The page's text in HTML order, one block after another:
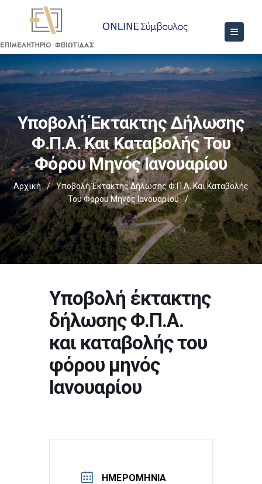
Υποβολή Έκτακτης Δήλωσης
Φ.Π.Α. Και Καταβολής Του
Φόρου Μηνός Ιανουαρίου
Αρχική /
Υποβολή Έκτακτης Δήλωσης Φ.Π.Α. Και Καταβολής
Του Φόρου Μηνός Ιανουαρίου
/
Υποβολή έκτακτης
δήλωσης Φ.Π.Α.
και καταβολής του
φόρου μηνός
Ιανουαρίου
ΗΜΕΡΟΜΗΝΊΑ